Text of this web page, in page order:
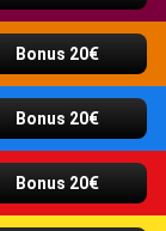
Bonus 20€
Bonus 20€
Bonus 20€